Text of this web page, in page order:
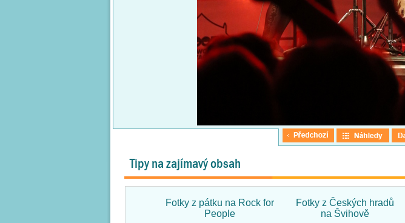
Tipy na zajímavý obsah
Fotky z pátku na Rock for
People
Fotky z Českých hradů
na Švihově